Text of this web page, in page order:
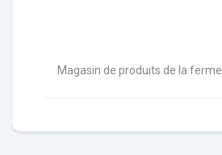
Magasin de produits de la ferme